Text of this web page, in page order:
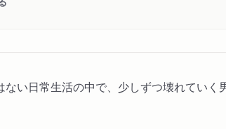
い日常生活の中で、少しずつ壊れていく